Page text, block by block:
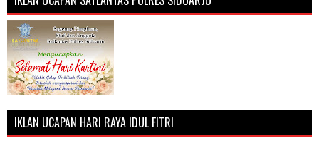
IKLAN UCAPAN HARI RAYA IDUL FITRI